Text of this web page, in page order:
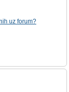
uz forum?